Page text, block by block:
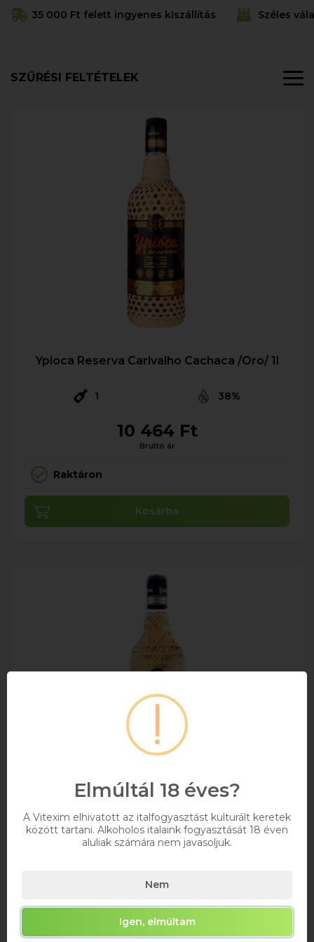
35 000 Ft felett ingyenes kiszállítás Széles
SZŰRÉSI FELTÉTELEK
Ypioca Reserva Carlvalho Cachaca /Oro/ 1l
1 38%
10 464 Ft
Bruttó ár
Raktáron
Kosárba
Ypioca Reserva Castanheria Cachaca /Prata/
1l
10 306 Ft
Elmúltál 18 éves?
A Vitexim elhivatott az italfogyasztást kulturált keretek
között tartani. Alkoholos italaink fogyasztását 18 éven
aluliak számára nem javasoljuk.
Nem
Igen, elmúltam